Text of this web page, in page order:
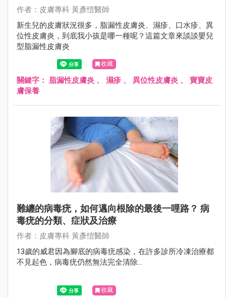
作者：⽪膚專科 黃彥愷醫師
新生兒的皮膚狀況很多，脂漏性皮膚炎、濕疹、口水疹、異
位性皮膚炎，到底我小孩是哪一種呢？這篇文章來談談嬰兒
型脂漏性皮膚炎
收藏
關鍵字： 脂漏性皮膚炎 、 濕疹 、 異位性皮膚炎 、 寶寶皮
膚保養
難纏的病毒疣，如何邁向根除的最後一哩路？ 病
毒疣的分類、症狀及治療
作者：⽪膚專科 黃彥愷醫師
13歲的威君因為腳底的病毒疣感染，在許多診所冷凍治療都
不見起色，病毒疣仍然無法完全清除...
收藏